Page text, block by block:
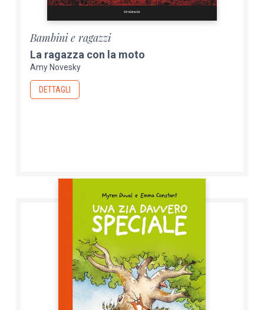
Bambini e ragazzi
La ragazza con la moto
Amy Novesky
DETTAGLI